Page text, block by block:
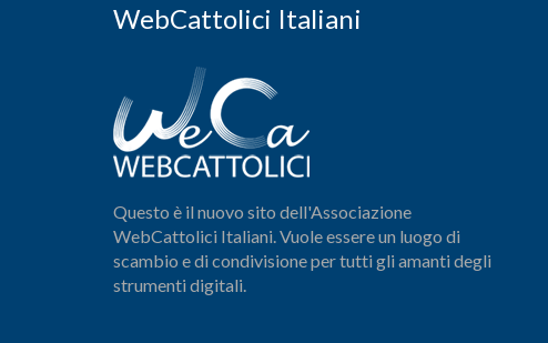
WebCattolici Italiani
Questo è il nuovo sito dell'Associazione
WebCattolici Italiani. Vuole essere un luogo di
scambio e di condivisione per tutti gli amanti degli
strumenti digitali.